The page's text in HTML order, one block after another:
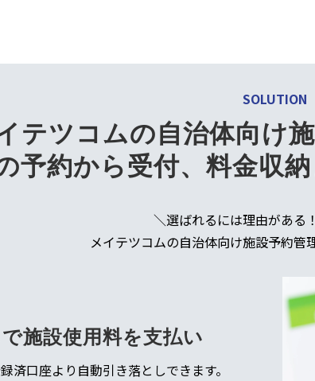
SOLUTION
テツコムの自治体向け
予約から受付、料金収
＼選ばれるには理由がある
メイテツコムの自治体向け施設予約管
施設使用料を支払い
済口座より自動引き落としできます。